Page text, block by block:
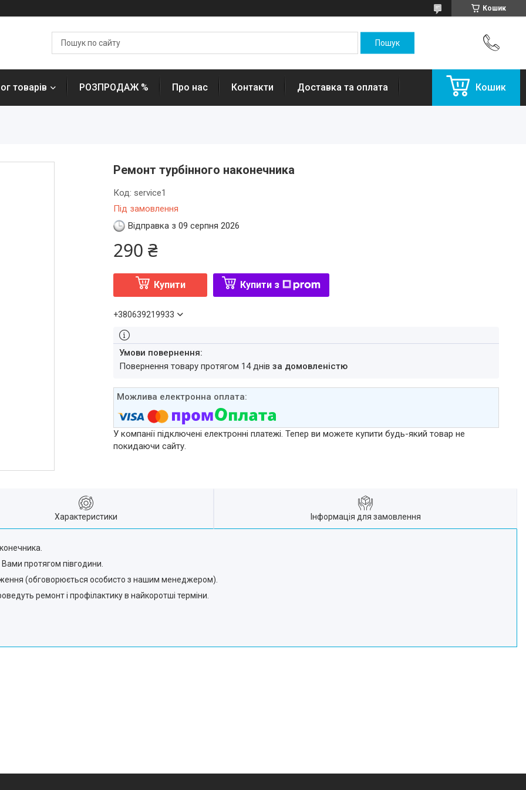
Кошик
товарів РОЗПРОДАЖ % Про нас Контакти Доставка та оплата Кошик
Ремонт турбінного наконечника
Під замовлення
Код: service1
Відправка з 09 серпня 2026
290 ₴
Купити Купити з
+380639219933
повернення товару протягом 14 днівза домовленістю
У компанії підключені електронні платежі. Тепер ви можете купити будь-який товар не
покидаючи сайту.
Характеристики Інформація для замовлення
протягом півгодини.
(обговорюється особисто з нашим менеджером).
ремонт і профілактику в найкоротші терміни.